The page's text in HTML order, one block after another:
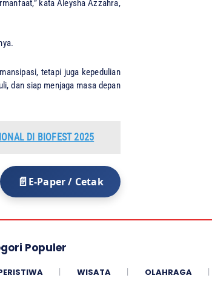
kata Aleysha Azzahra,
tetapi juga kepedulian
dan siap menjaga masa depan
DI BIOFEST 2025
E-Paper / Cetak
Populer
WISATA OLAHRAGA